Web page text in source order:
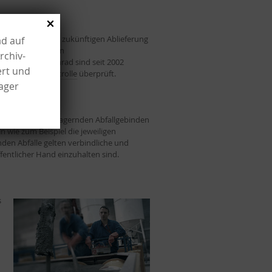
die bei der zukünftigen Ablieferung
wurden in den
Schacht Konrad sind seit 2002
derProduktkontrolleüberprüft.
von endzulagernden Abfallgebinden
wie zum Beispiel die jeweiligen
Abfälle gelten verbindliche und
Hand einzuhalten sind.
auf
und